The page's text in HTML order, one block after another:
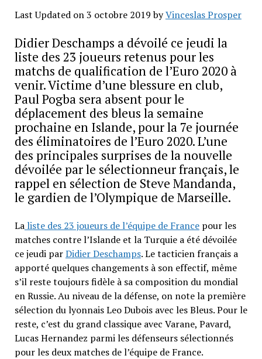
Last Updated on 3 octobre 2019 byVinceslas Prosper
Didier Deschamps a dévoilé ce jeudi la
liste des 23 joueurs retenus pour les
matchs de qualification de l’Euro 2020 à
venir. Victime d’une blessure en club,
Paul Pogba sera absent pour le
déplacement des bleus la semaine
prochaine en Islande, pour la 7e journée
des éliminatoires de l’Euro 2020. L’une
des principales surprises de la nouvelle
dévoilée par le sélectionneur français, le
rappel en sélection de Steve Mandanda,
le gardien de l’Olympique de Marseille.
Laliste des 23 joueurs de l’équipe de Francepour les
matches contre l’Islande et la Turquie a été dévoilée
ce jeudi parDidier Deschamps. Le tacticien français a
apporté quelques changements à son effectif, même
s’il reste toujours fidèle à sa composition du mondial
en Russie. Au niveau de la défense, on note la première
sélection du lyonnais Leo Dubois avec les Bleus. Pour le
reste, c’est du grand classique avec Varane, Pavard,
Lucas Hernandez parmi les défenseurs sélectionnés
pour les deux matches de l’équipe de France.